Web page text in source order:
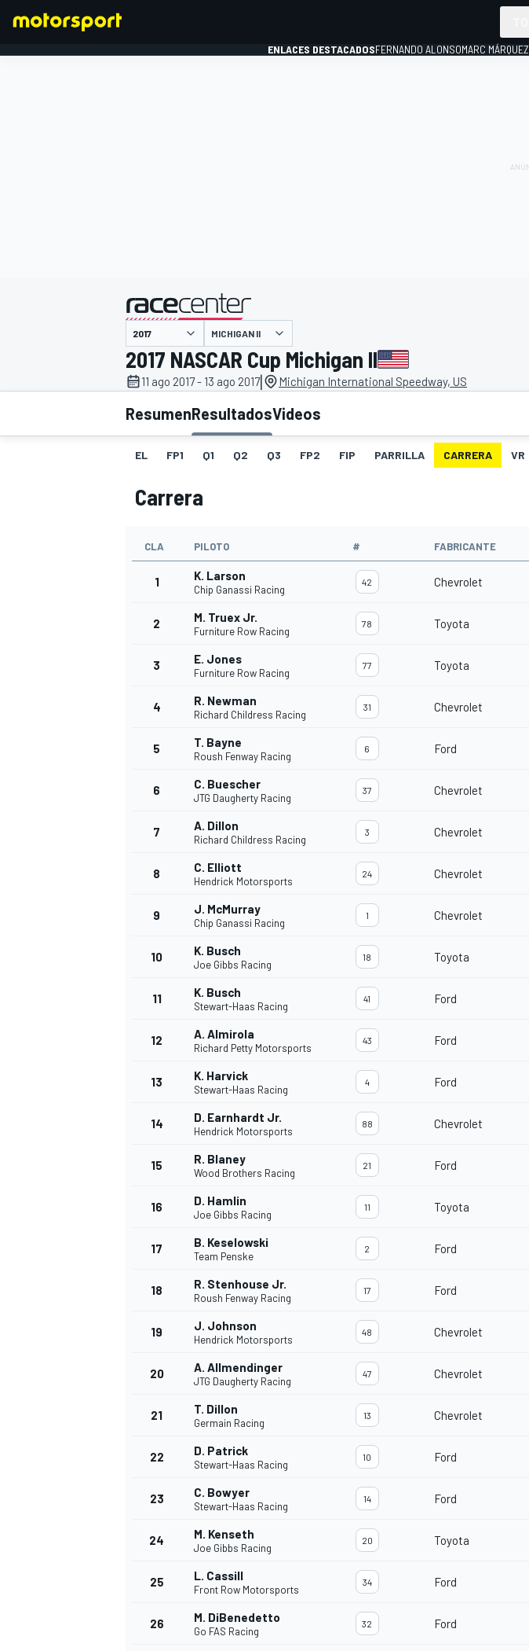
INDYCAR WRC
FÓRMULA E
MÁS CATEGORÍAS
ENLACES DESTACADOSFERNANDO ALONSOMARC MÁRQUEZ
presentado por
MICHIGAN II
2017 NASCAR Cup Michigan II
11 ago 2017 - 13 ago 2017| Michigan International Speedway, US
ResumenResultadosVideos
EL FP1 Q1 Q2 Q3 FP2 FIP PARRILLA CARRERA VR
Carrera
CLA PILOTO # FABRICANTE
1 K. Larson
Chip Ganassi Racing
42 Chevrolet
2 M. Truex Jr.
Furniture Row Racing
78 Toyota
3 E. Jones
Furniture Row Racing
77 Toyota
4 R. Newman
Richard Childress Racing
31 Chevrolet
5 T. Bayne
Roush Fenway Racing
6 Ford
6 C. Buescher
JTG Daugherty Racing
37 Chevrolet
7 A. Dillon
Richard Childress Racing
3 Chevrolet
8 C. Elliott
Hendrick Motorsports
24 Chevrolet
9 J. McMurray
Chip Ganassi Racing
1 Chevrolet
10 K. Busch
Joe Gibbs Racing
18 Toyota
11 K. Busch
Stewart-Haas Racing
41 Ford
12 A. Almirola
Richard Petty Motorsports
43 Ford
13 K. Harvick
Stewart-Haas Racing
4 Ford
14 D. Earnhardt Jr.
Hendrick Motorsports
88 Chevrolet
15 R. Blaney
Wood Brothers Racing
21 Ford
16 D. Hamlin
Joe Gibbs Racing
11 Toyota
17 B. Keselowski
Team Penske
2 Ford
18 R. Stenhouse Jr.
Roush Fenway Racing
17 Ford
19 J. Johnson
Hendrick Motorsports
48 Chevrolet
20 A. Allmendinger
JTG Daugherty Racing
47 Chevrolet
21 T. Dillon
Germain Racing
13 Chevrolet
22 D. Patrick
Stewart-Haas Racing
10 Ford
23 C. Bowyer
Stewart-Haas Racing
14 Ford
24 M. Kenseth
Joe Gibbs Racing
20 Toyota
25 L. Cassill
Front Row Motorsports
34 Ford
26 M. DiBenedetto
Go FAS Racing
32 Ford